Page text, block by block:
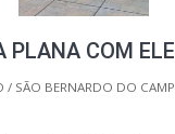
PLANA COM
/ SÃO BERNARDO DO